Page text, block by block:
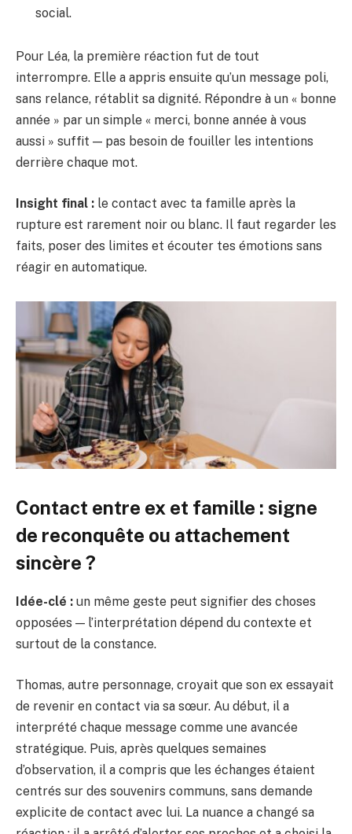
social.
Pour Léa, la première réaction fut de tout
interrompre. Elle a appris ensuite qu’un message poli,
sans relance, rétablit sa dignité. Répondre à un « bonne
année » par un simple « merci, bonne année à vous
aussi » suffit — pas besoin de fouiller les intentions
derrière chaque mot.
Insight final : le contact avec ta famille après la
rupture est rarement noir ou blanc. Il faut regarder les
faits, poser des limites et écouter tes émotions sans
réagir en automatique.
Contact entre ex et famille : signe
de reconquête ou attachement
sincère ?
Idée-clé : un même geste peut signifier des choses
opposées — l’interprétation dépend du contexte et
surtout de la constance.
Thomas, autre personnage, croyait que son ex essayait
de revenir en contact via sa sœur. Au début, il a
interprété chaque message comme une avancée
stratégique. Puis, après quelques semaines
d’observation, il a compris que les échanges étaient
centrés sur des souvenirs communs, sans demande
explicite de contact avec lui. La nuance a changé sa